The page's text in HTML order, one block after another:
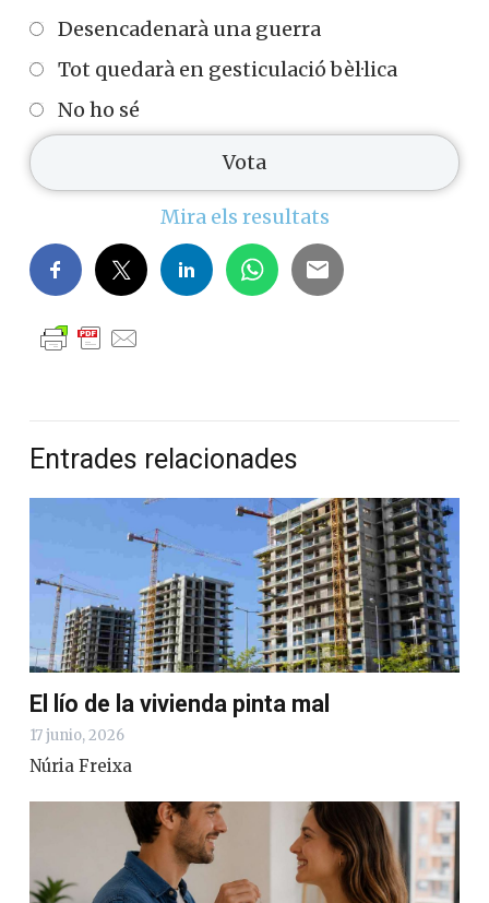
Desencadenarà una guerra
Tot quedarà en gesticulació bèl·lica
No ho sé
Mira els resultats
Entrades relacionades
El lío de la vivienda pinta mal
17 junio, 2026
Núria Freixa